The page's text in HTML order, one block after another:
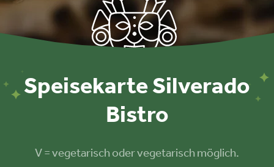
Speisekarte Silverado
Bistro
V = vegetarisch oder vegetarisch möglich.